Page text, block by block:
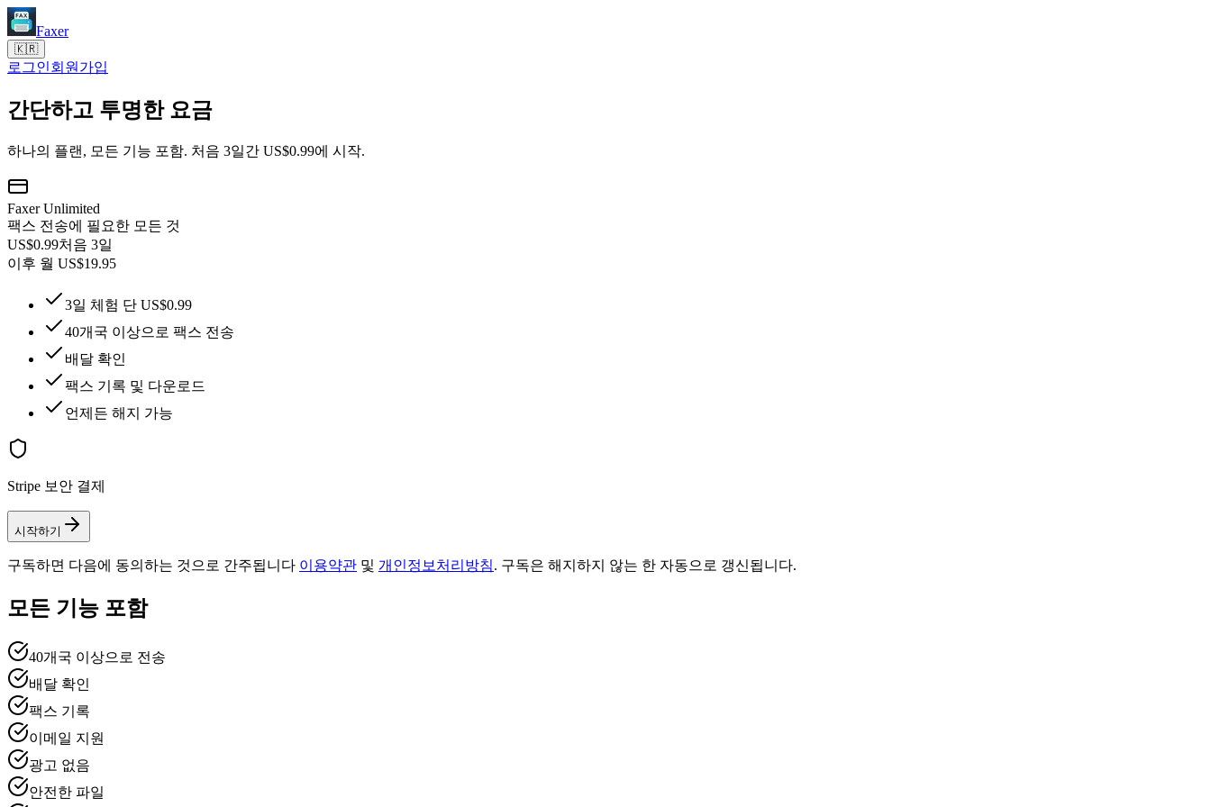
Faxer
🇰🇷
로그인회원가입
간단하고 투명한 요금
하나의 플랜, 모든 기능 포함. 처음 3일간 US$0.99에 시작.
Faxer Unlimited
팩스 전송에 필요한 모든 것
US$0.99처음 3일
이후 월 US$19.95
3일 체험 단 US$0.99
40개국 이상으로 팩스 전송
배달 확인
팩스 기록 및 다운로드
언제든 해지 가능
Stripe 보안 결제
시작하기
구독하면 다음에 동의하는 것으로 간주됩니다 이용약관 및 개인정보처리방침. 구독은 해지하지 않는 한 자동으로 갱신됩니다.
모든 기능 포함
40개국 이상으로 전송
배달 확인
팩스 기록
이메일 지원
광고 없음
안전한 파일